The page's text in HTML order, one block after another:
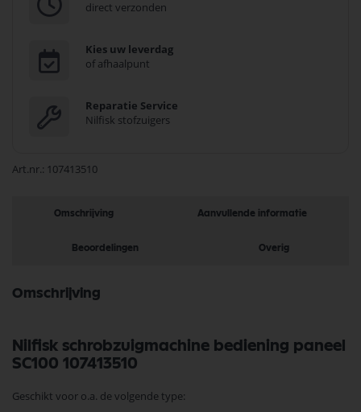
direct verzonden
Kies uw leverdag
of afhaalpunt
Reparatie Service
Nilfisk stofzuigers
Art.nr. 107413510
Omschrijving Aanvullende informatie
Beoordelingen Overig
Omschrijving
Nilfisk schrobzuigmachine bediening paneel
SC100 107413510
Geschikt voor o.a. de volgende type: